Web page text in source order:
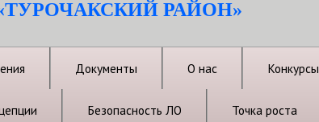
РАЙОН»
Документы О нас Конкурсы
Безопасность ЛО Точка роста